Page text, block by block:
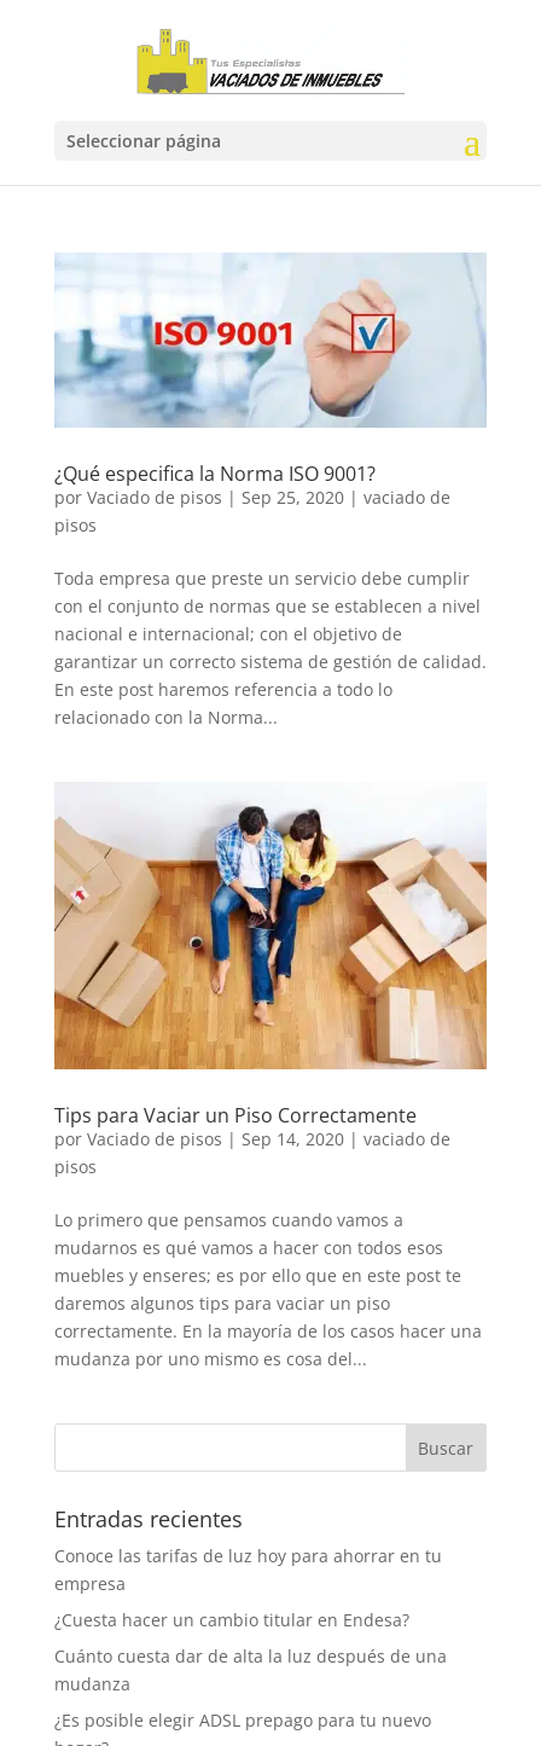
Seleccionar página
¿Qué especifica la Norma ISO 9001?
por Vaciado de pisos | Sep 25, 2020| vaciado de
pisos
Toda empresa que preste un servicio debe cumplir
con el conjunto de normas que se establecen a nivel
nacional e internacional; con el objetivo de
garantizar un correcto sistema de gestión de calidad.
En este post haremos referencia a todo lo
relacionado con la Norma...
Tips para Vaciar un Piso Correctamente
por Vaciado de pisos | Sep 14, 2020| vaciado de
pisos
Lo primero que pensamos cuando vamos a
mudarnos es qué vamos a hacer con todos esos
muebles y enseres; es por ello que en este post te
daremos algunos tips para vaciar un piso
correctamente. En la mayoría de los casos hacer una
mudanza por uno mismo es cosa del...
Entradas recientes
Conoce las tarifas de luz hoy para ahorrar en tu
empresa
¿Cuesta hacer un cambio titular en Endesa?
Cuánto cuesta dar de alta la luz después de una
mudanza
¿Es posible elegir ADSL prepago para tu nuevo